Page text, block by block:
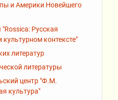
и Америки Новейшего
Русская
контексте"
литератур
литературы
центр "Ф.М.
культура"